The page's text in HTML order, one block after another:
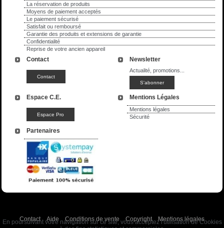
La réservation de produits
Moyens de paiement acceptés
Le paiement sécurisé
Satisfait ou remboursé
Garantie des produits et extensions de garantie
Confidentialité
Reprise de votre ancien appareil
Contact Newsletter
Actualité, promotions...
Espace C.E. Mentions Légales
Mentions légales
Sécurité
Partenaires
Contact Aide Conditions de vente Copyright Mentions légales
En poursuivant votre navigation sur ce site, vous acceptez l'utilisation de Cookies